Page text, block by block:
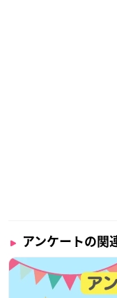
アンケートの関